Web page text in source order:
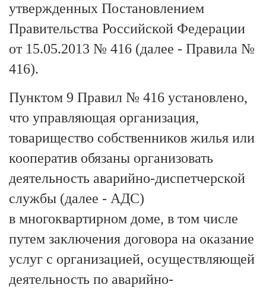
утвержденных Постановлением
Правительства Российской Федерации
от 15.05.2013 № 416 (далее - Правила №
416).
Пунктом 9 Правил № 416 установлено,
что управляющая организация,
товарищество собственников жилья или
кооператив обязаны организовать
деятельность аварийно-диспетчерской
службы (далее - АДС)
в многоквартирном доме, в том числе
путем заключения договора на оказание
услуг с организацией, осуществляющей
деятельность по аварийно-